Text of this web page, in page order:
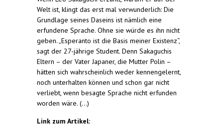
Welt ist, klingt das erst mal verwunderlich: Die
Grundlage seines Daseins ist nämlich eine
erfundene Sprache. Ohne sie würde es ihn nicht
geben. „Esperanto ist die Basis meiner Existenz“,
sagt der 27-jährige Student. Denn Sakaguchis
Eltern – der Vater Japaner, die Mutter Polin –
hätten sich wahrscheinlich weder kennengelernt,
noch unterhalten können und schon gar nicht
verliebt, wenn besagte Sprache nicht erfunden
worden wäre. (...)
Link zum Artikel: